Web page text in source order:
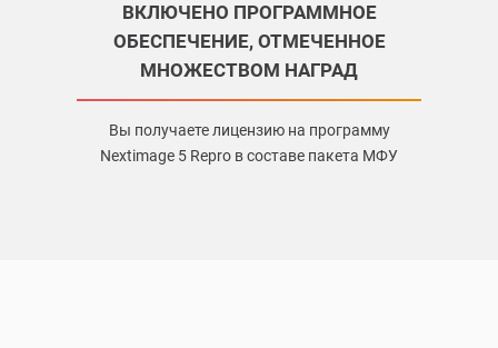
ВКЛЮЧЕНО ПРОГРАММНОЕ
ОБЕСПЕЧЕНИЕ, ОТМЕЧЕННОЕ
МНОЖЕСТВОМ НАГРАД
Вы получаете лицензию на программу
Nextimage 5 Repro в составе пакета МФУ